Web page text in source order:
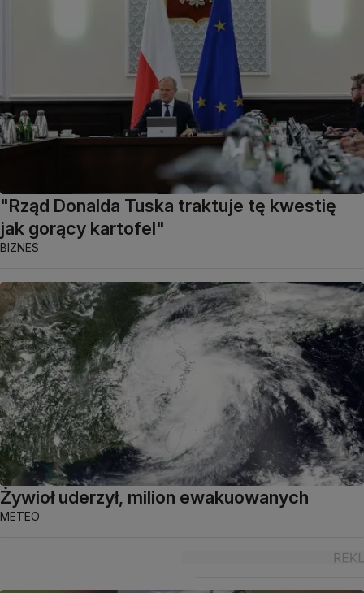
"Rząd Donalda Tuska traktuje tę kwestię
jak gorący kartofel"
BIZNES
Żywioł uderzył, milion ewakuowanych
METEO